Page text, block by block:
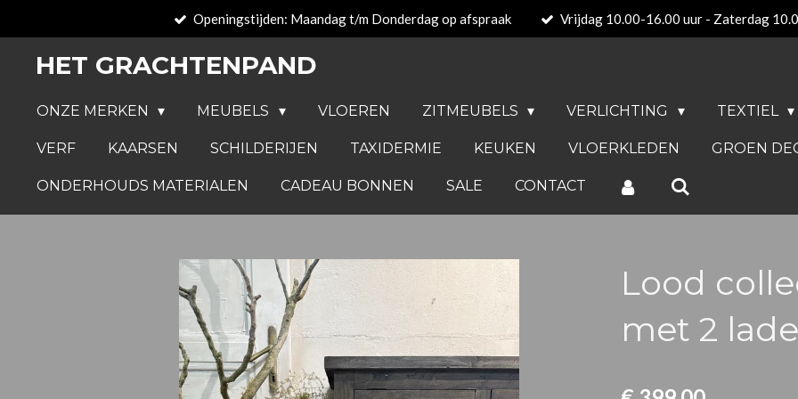
hoofdinhoud
Openingstijden: Maandag t/m Donderdag op afspraak Vrijdag 10.00-16.00 uur - Zaterdag
HET GRACHTENPAND
ONZE MERKEN MEUBELS VLOEREN ZITMEUBELS VERLICHTING TEXTIEL
VERF KAARSEN SCHILDERIJEN TAXIDERMIE KEUKEN VLOERKLEDEN GROEN
ONDERHOUDS MATERIALEN CADEAU BONNEN SALE CONTACT
Lood
met 2